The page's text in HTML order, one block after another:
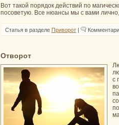
Вот такой порядок действий по
посоветую. Все нюансы мы с вами
Статья в разделе Приворот
Отворот
с